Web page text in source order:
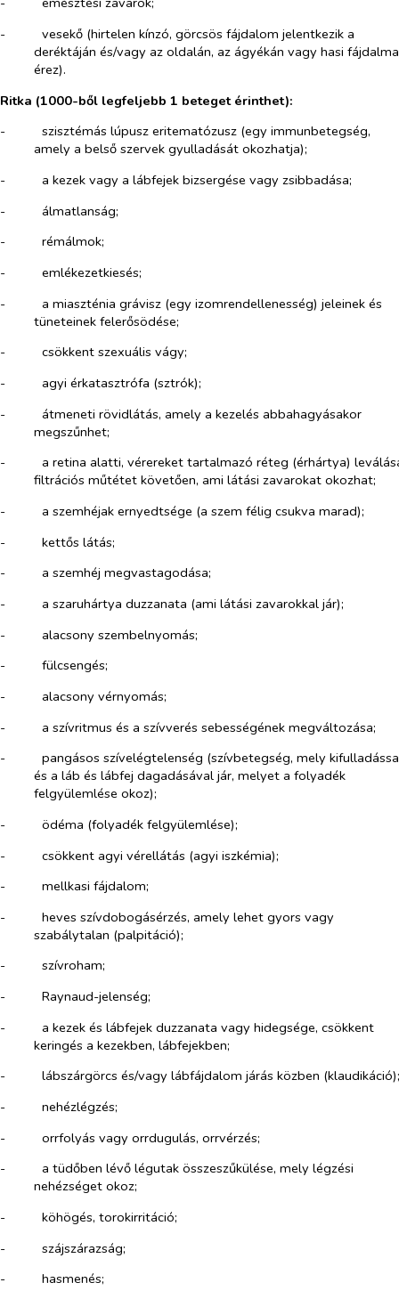
-​
vesekő (hirtelen kínzó, görcsös fájdalom jelentkezik a
deréktáján és/vagy az oldalán, az ágyékán vagy hasi
érez).
Ritka (1000-ből legfeljebb 1 beteget érinthet):
-​
szisztémás lúpusz eritematózusz (egy immunbetegség,
amely a belső szervek gyulladását okozhatja);
-​
a kezek vagy a lábfejek bizsergése vagy zsibbadása;
-​
álmatlanság;
-​
rémálmok;
-​
emlékezetkiesés;
-​
a miaszténia grávisz (egy izomrendellenesség) jeleinek és
tüneteinek felerősödése;
-​
csökkent szexuális vágy;
-​
agyi érkatasztrófa (sztrók);
-​
átmeneti rövidlátás, amely a kezelés abbahagyásakor
megszűnhet;
-​
a retina alatti, vérereket tartalmazó réteg (érhártya)
filtrációs műtétet követően, ami látási zavarokat okozhat;
-​
a szemhéjak ernyedtsége (a szem félig csukva marad);
-​
kettős látás;
-​
a szemhéj megvastagodása;
-​
a szaruhártya duzzanata (ami látási zavarokkal jár);
-​
alacsony szembelnyomás;
-​
fülcsengés;
-​
alacsony vérnyomás;
-​
a szívritmus és a szívverés sebességének megváltozása;
-​
pangásos szívelégtelenség (szívbetegség, mely
és a láb és lábfej dagadásával jár, melyet a folyadék
felgyülemlése okoz);
-​
ödéma (folyadék felgyülemlése);
-​
csökkent agyi vérellátás (agyi iszkémia);
-​
mellkasi fájdalom;
-​
heves szívdobogásérzés, amely lehet gyors vagy
szabálytalan (palpitáció);
-​
szívroham;
-​
Raynaud-jelenség;
-​
a kezek és lábfejek duzzanata vagy hidegsége, csökkent
keringés a kezekben, lábfejekben;
-​
lábszárgörcs és/vagy lábfájdalom járás közben (klaudikáció);
-​
nehézlégzés;
-​
orrfolyás vagy orrdugulás, orrvérzés;
-​
a tüdőben lévő légutak összeszűkülése, mely légzési
nehézséget okoz;
-​
köhögés, torokirritáció;
-​
szájszárazság;
-​
hasmenés;